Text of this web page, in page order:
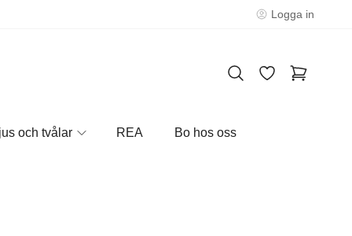
Logga in
och tvålar REA Bo hos oss